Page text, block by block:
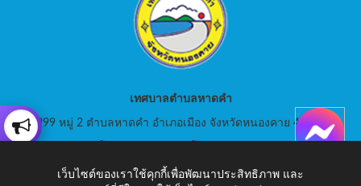
เทศบาลตำบลหาดคำ
999 หมู่ 2 ตำบลหาดคำ อำเภอเมือง จังหวัดหนองคาย 43000
E-Mail: saraban_05430105@dla.go.th
เว็บไซต์ของเราใช้คุกกี้เพื่อพัฒนาประสิทธิภาพ และ